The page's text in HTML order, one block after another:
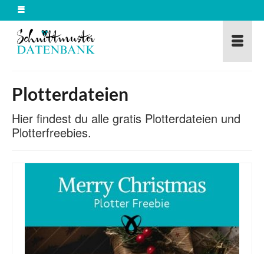
Plotterdateien
Hier findest du alle gratis Plotterdateien und
Plotterfreebies.